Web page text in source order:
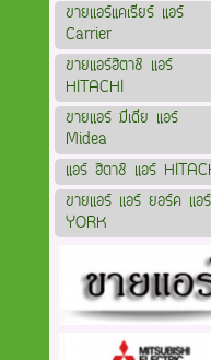
ขายแอร์แคเรียร์ แอร์
Carrier
ขายแอร์ฮิตาชิ แอร์
HITACHI
ขายแอร์ มีเดีย แอร์
Midea
แอร์ ฮิตาชิ แอร์
ขายแอร์ แอร์ ยอร์ค แอร์
YORK